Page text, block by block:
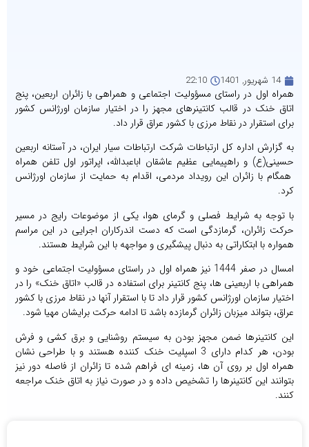
14 شهریور, 1401 22:10
همراه اول در راستای مسؤولیت اجتماعی و همراهی با زائران اربعین، پنج
اتاق خنک در قالب کانتینرهای مجهز را در اختیار سازمان اورژانس کشور
برای استقرار در نقاط مرزی با کشور عراق قرار داد.
به گزارش اداره کل ارتباطات شرکت ارتباطات سیار ایران، در آستانه اربعین
حسینی(ع) و راهپیمایی عظیم عاشقان اباعبدالله، اپراتور اول تلفن همراه
همگام با زائران این رویداد مردمی، اقدام به حمایت از سازمان اورژانس
کرد.
با توجه به شرایط فصلی و گرمای هوا، یکی از موضوعات رایج در مسیر
حرکت زائران، گرمازدگی است که دست اندرکاران اجرایی در این مراسم
همواره با ابتکاراتی به دنبال پیشگیری و مواجهه با این شرایط هستند.
امسال در صفر 1444 نیز همراه اول در راستای مسؤولیت اجتماعی خود و
همراهی با اربعینی ها، پنج کانتینر برای استفاده در قالب «اتاق خنک» را در
اختیار سازمان اورژانس کشور قرار داد تا با استقرار آنها در نقاط مرزی با کشور
عراق، بتواند میزبان زائران گرمازده باشد تا ادامه حرکت برایشان مهیا شود.
این کانتینرها ضمن مجهز بودن به سیستم روشنایی و برق کشی و فرش
بودن، هر کدام دارای 3 اسپلیت خنک کننده هستند و با طراحی نشان
همراه اول بر روی آن ها، زمینه ای فراهم شده تا زائران از فاصله دور نیز
بتوانند این کانتینرها را تشخیص داده و در صورت نیاز به اتاق خنک مراجعه
کنند.